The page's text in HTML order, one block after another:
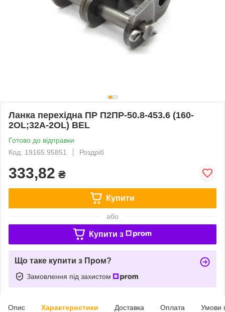
Ланка перехідна ПР П2ПР-50.8-453.6 (160-
2OL;32A-2OL) BEL
Готово до відправки
Код: 19165.95851
Роздріб
333,82 ₴
Купити
або
Купити з
Що таке купити з Пром?
Замовлення під захистом
Опис Характеристики Доставка Оплата Умови